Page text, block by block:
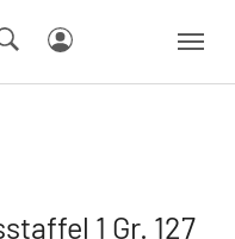
1 Gr. 127